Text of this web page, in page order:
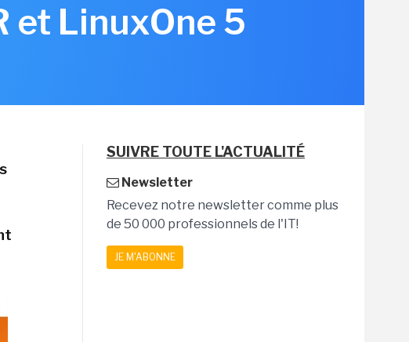
et LinuxOne 5
SUIVRE TOUTE L'ACTUALITÉ
Newsletter
Recevez notre newsletter comme plus
de 50 000 professionnels de l'IT!
JE M'ABONNE